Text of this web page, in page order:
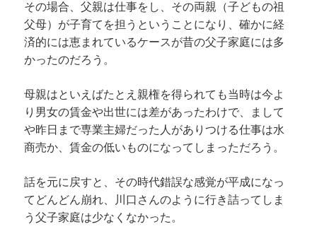
その場合、父親は仕事をし、その両親（子どもの祖
父母）が子育てを担うということになり、確かに経
済的には恵まれているケースが昔の父子家庭には多
かったのだろう。
母親はといえばたとえ親権を得られても当時は今よ
り男女の賃金や出世には差があったわけで、まして
や昨日まで専業主婦だった人がありつける仕事は水
商売か、賃金の低いものになってしまっただろう。
話を元に戻すと、その時代錯誤な感覚が平成になっ
てどんどん崩れ、川口さんのように行き詰ってしま
う父子家庭は少なくなかった。